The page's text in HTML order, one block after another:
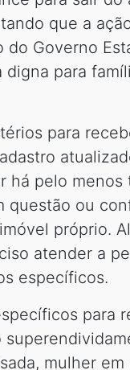
que a
do Governo
digna para
para
há pelo menos
questão ou
próprio.
atender a
específicos.
para
mulher em